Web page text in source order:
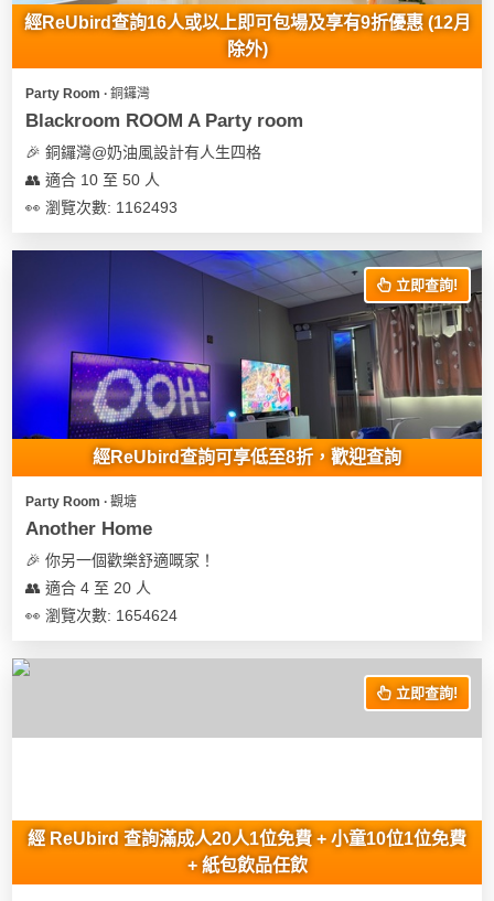
經ReUbird查詢16人或以上即可包場及享有9折優惠 (12月
除外)
Party Room ∙ 銅鑼灣
Blackroom ROOM A Party room
🎉 銅鑼灣@奶油風設計有人生四格
👥 適合 10 至 50 人
👀 瀏覽次數: 1162493
立即查詢!
經ReUbird查詢可享低至8折，歡迎查詢
Party Room ∙ 觀塘
Another Home
🎉 你另一個歡樂舒適嘅家！
👥 適合 4 至 20 人
👀 瀏覽次數: 1654624
立即查詢!
經 ReUbird 查詢滿成人20人1位免費 + 小童10位1位免費
+ 紙包飲品任飲